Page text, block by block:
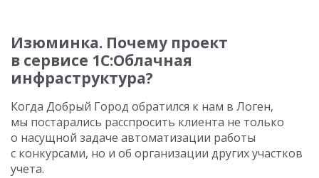
Изюминка. Почему проект
в сервисе 1С:Облачная
инфраструктура?
Когда Добрый Город обратился к нам в Логен,
мы постарались расспросить клиента не только
о насущной задаче автоматизации работы
с конкурсами, но и об организации других участков
учета.